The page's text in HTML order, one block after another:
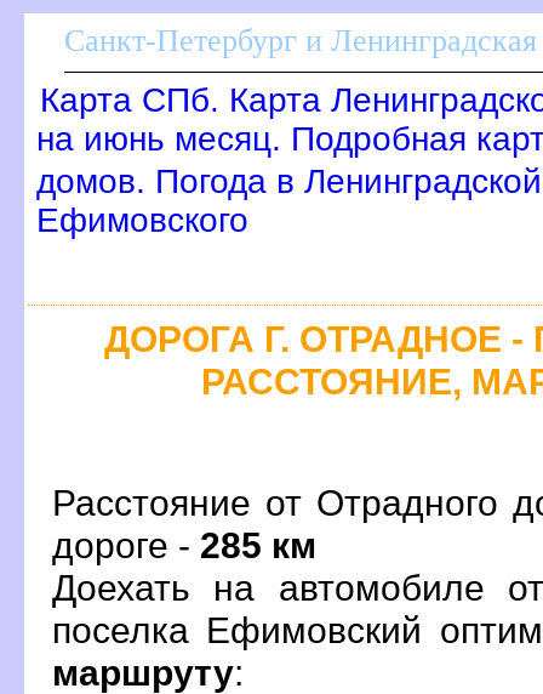
Санкт-Петербург и Ленинградская
Карта СПб. Карта
на июнь месяц. Подробная
домов. Погода в
Ефимовского
ДОРОГА Г. ОТРАДНОЕ
РАССТОЯНИЕ,
Расстояние от Отрадного
дороге - 285 км
Доехать на автомобиле
поселка Ефимовский
маршруту: